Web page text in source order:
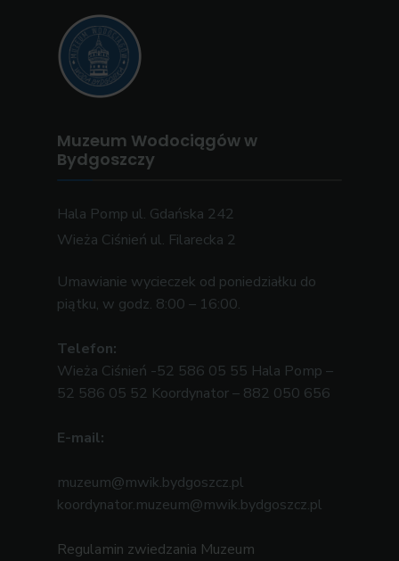
Muzeum Wodociągów w
Bydgoszczy
Hala Pomp ul. Gdańska 242
Wieża Ciśnień ul. Filarecka 2
Umawianie wycieczek od poniedziałku do
piątku, w godz. 8:00 – 16:00.
Telefon:
Wieża Ciśnień -52 586 05 55 Hala Pomp –
52 586 05 52 Koordynator – 882 050 656
E-mail:
muzeum@mwik.bydgoszcz.pl
koordynator.muzeum@mwik.bydgoszcz.pl
Regulamin zwiedzania Muzeum